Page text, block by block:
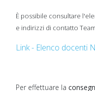
È possibile consultare
e indirizzi di contatto
Link - Elenco docenti
Per effettuare la